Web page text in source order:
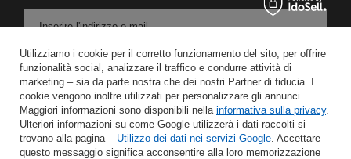
Inserire l'indirizzo e-mail
Acconsento al trattamento dei miei dati personali per le finalità e l'ambito di applicazione del servizio di Newsletter nel
RISPARMIARE
Utilizziamo i cookie per il corretto funzionamento del sito, per offrire
funzionalità social, analizzare il traffico e condurre attività di
marketing – sia da parte nostra che dei nostri Partner di fiducia. I
cookie vengono inoltre utilizzati per personalizzare gli annunci.
Maggiori informazioni sono disponibili nella informativa sulla privacy.
Ulteriori informazioni su come Google utilizzerà i dati raccolti si
trovano alla pagina – Utilizzo dei dati nei servizi Google. Accettare
questo messaggio significa acconsentire alla loro memorizzazione